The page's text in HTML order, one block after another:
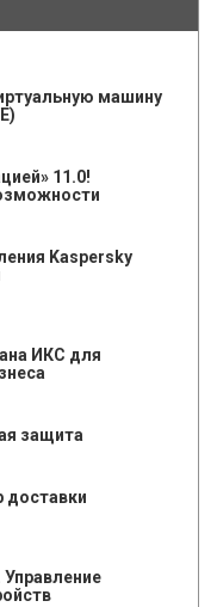
машину
11.0!
Kaspersky
ИКС для
защита
доставки